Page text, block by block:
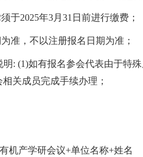
于2025年3月 31 日前进行缴费；
准，不以注册报名日期为准；
明: (1)如有报名参会代表由于特
关成员完成手续办理；
有机产学研会议+单位名称+姓名